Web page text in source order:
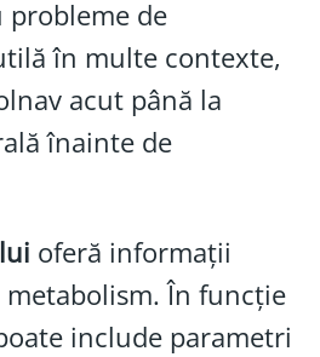
probleme de
în multe contexte,
acut până la
înainte de
oferă informații
metabolism. În funcție
include parametri